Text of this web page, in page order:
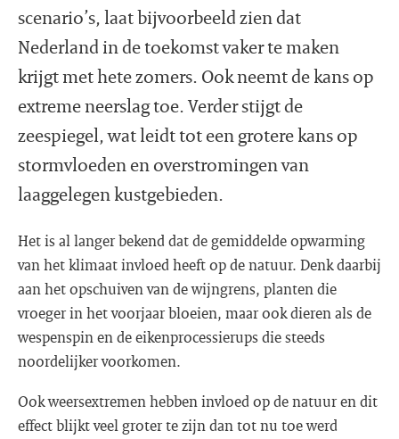
scenario’s, laat bijvoorbeeld zien dat
Nederland in de toekomst vaker te maken
krijgt met hete zomers. Ook neemt de kans op
extreme neerslag toe. Verder stijgt de
zeespiegel, wat leidt tot een grotere kans op
stormvloeden en overstromingen van
laaggelegen kustgebieden.
Het is al langer bekend dat de gemiddelde opwarming
van het klimaat invloed heeft op de natuur. Denk daarbij
aan het opschuiven van de wijngrens, planten die
vroeger in het voorjaar bloeien, maar ook dieren als de
wespenspin en de eikenprocessierups die steeds
noordelijker voorkomen.
Ook weersextremen hebben invloed op de natuur en dit
effect blijkt veel groter te zijn dan tot nu toe werd